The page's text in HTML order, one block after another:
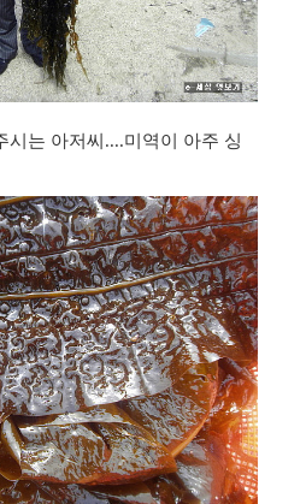
시는 아저씨....미역이 아주 싱